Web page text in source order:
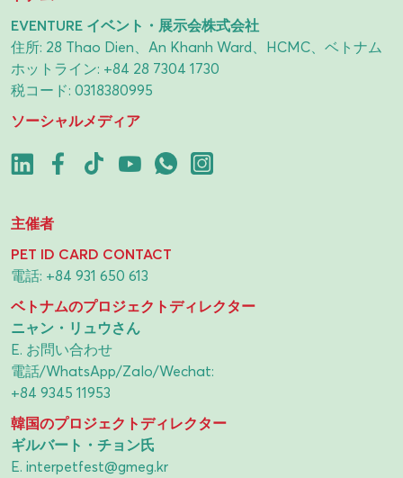
EVENTURE イベント・展示会株式会社
住所: 28 Thao Dien、An Khanh Ward、HCMC、ベトナム
ホットライン: +84 28 7304 1730
税コード: 0318380995
ソーシャルメディア
主催者
PET ID CARD CONTACT
電話: +84 931 650 613
ベトナムのプロジェクトディレクター
ニャン・リュウさん
E. お問い合わせ
電話/WhatsApp/Zalo/Wechat:
+84 9345 11953
韓国のプロジェクトディレクター
ギルバート・チョン氏
E. interpetfest@gmeg.kr